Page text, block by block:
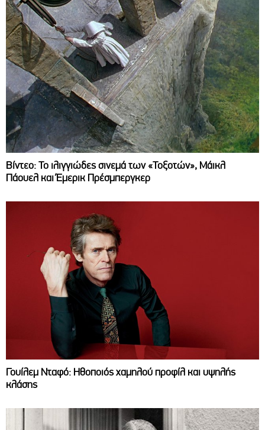
Βίντεο: Το ιλιγγιώδες σινεμά των «Τοξοτών», Μάικλ
Πάουελ και Έμερικ Πρέσμπεργκερ
Γουίλεμ Νταφό: Ηθοποιός χαμηλού προφίλ και υψηλής
κλάσης